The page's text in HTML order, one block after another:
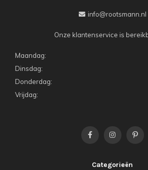
info@rootsmann.nl
Onze klantenservice is
Maandag:
Dinsdag:
Donderdag:
Vrijdag:
Categorieën